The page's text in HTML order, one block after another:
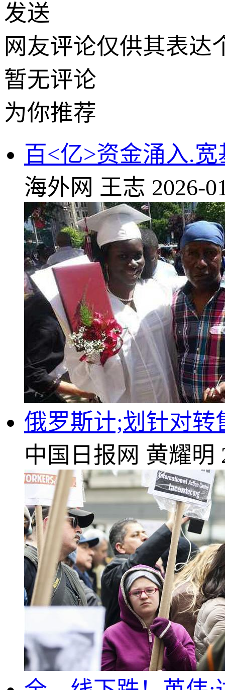
发送
网友评论仅供其表达
暂无评论
为你推荐
百<亿>资金涌入.
海外网 王志 2026-
俄罗斯计;划针对
中国日报网 黄耀明